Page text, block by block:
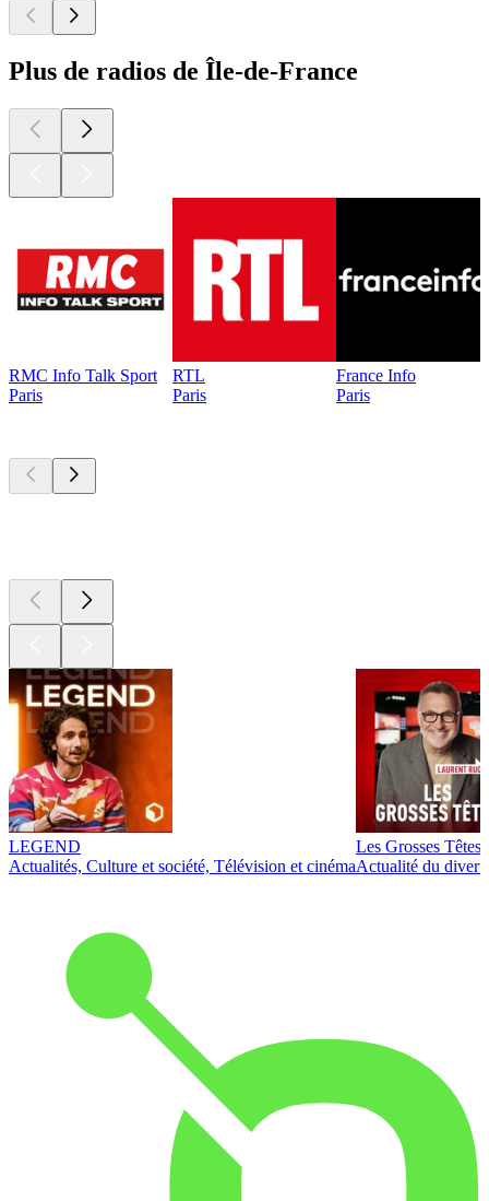
Plus de radios de Île-de-France
RMC Info Talk Sport
Paris
RTL
Paris
France Info
Paris
LEGEND
Actualités, Culture et société, Télévision et cinéma
Les Grosses Têtes
Actualité du